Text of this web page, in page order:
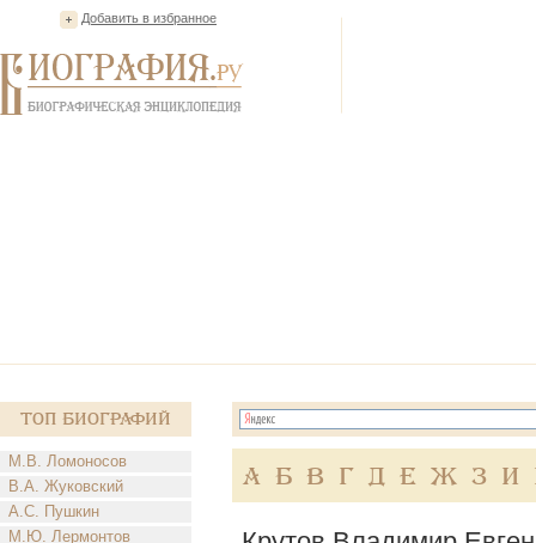
Добавить в избранное
Топ Биографий
М.В. Ломоносов
В.А. Жуковский
А.С. Пушкин
М.Ю. Лермонтов
А Б В Г Д Е Ж З И